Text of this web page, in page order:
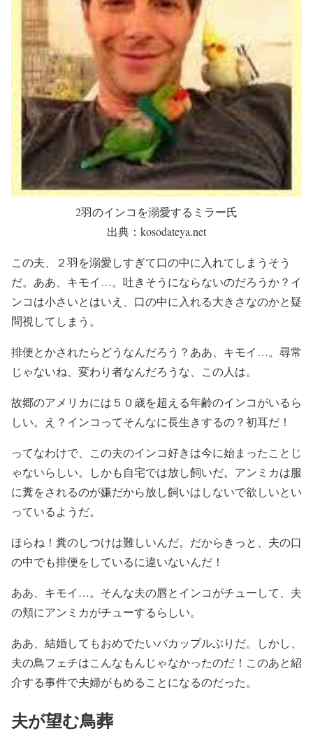
2羽のインコを溺愛するミラー氏
出典：kosodateya.net
この夫、２羽を溺愛しすぎて口の中に入れてしまうそう
だ。ああ、キモイ…。吐きそうにならないのだろうか？イ
ンコは小さいとはいえ、口の中に入れる大きさなのかと疑
問視してしまう。
排便とかされたらどうなんだろう？ああ、キモイ…。尋常
じゃないね、変わり者なんだろうな、この人は。
故郷のアメリカには５０歳を超える年齢のインコがいるら
しい。え？インコってそんなに長生きするの？初耳だ！
ってなわけで、この夫のインコ好きは今に始まったことじ
ゃないらしい。しかも自宅では放し飼いだ。アンミカは服
に糞をされるのが嫌だから放し飼いはしないで欲しいとい
っているようだ。
ほらね！糞のしつけは難しいんだ。だからきっと、夫の口
の中でも排便をしているに違いないんだ！
ああ、キモイ…。そんな夫の唇とインコがチューして、夫
の頬にアンミカがチューするらしい。
ああ、結婚してもおめでたいバカップルぶりだ。しかし、
夫の鳥フェチはこんなもんじゃなかったのだ！このあと紹
介する事件で夫婦がもめることになるのだった。
夫が望む鳥葬